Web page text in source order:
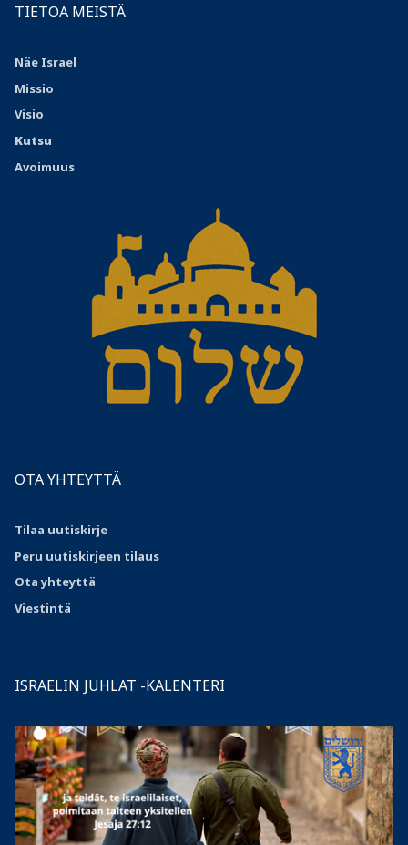
TIETOA MEISTÄ
Näe Israel
Missio
Visio
Kutsu
Avoimuus
OTA YHTEYTTÄ
Tilaa uutiskirje
Peru uutiskirjeen tilaus
Otayhteyttä
Viestintä
ISRAELIN JUHLAT -KALENTERI